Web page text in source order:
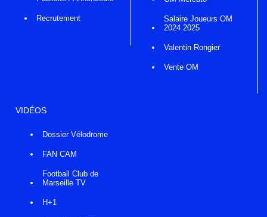
Recrutement
Salaire Joueurs OM
2024 2025
Valentin Rongier
Vente OM
VIDÉOS
Dossier Vélodrome
FAN CAM
Football Club de
Marseille TV
H+1